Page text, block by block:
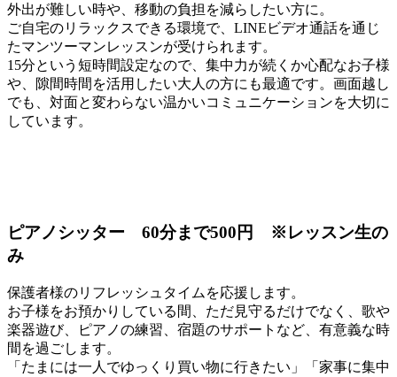
外出が難しい時や、移動の負担を減らしたい方に。
ご自宅のリラックスできる環境で、LINEビデオ通話を通じ
たマンツーマンレッスンが受けられます。
15分という短時間設定なので、集中力が続くか心配なお子様
や、隙間時間を活用したい大人の方にも最適です。画面越し
でも、対面と変わらない温かいコミュニケーションを大切に
しています。
ピアノシッター 60分まで500円 ※レッスン生の
み
保護者様のリフレッシュタイムを応援します。
お子様をお預かりしている間、ただ見守るだけでなく、歌や
楽器遊び、ピアノの練習、宿題のサポートなど、有意義な時
間を過ごします。
「たまには一人でゆっくり買い物に行きたい」「家事に集中